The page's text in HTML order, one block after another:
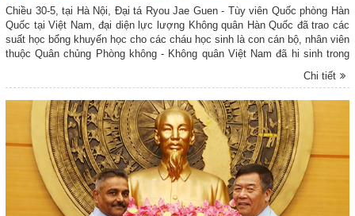
Chiều 30-5, tại Hà Nội, Đại tá Ryou Jae Guen - Tùy viên Quốc phòng Hàn
Quốc tại Việt Nam, đại diện lực lượng Không quân Hàn Quốc đã trao các
suất học bổng khuyến học cho các cháu học sinh là con cán bộ, nhân viên
thuộc Quân chủng Phòng không - Không quân Việt Nam đã hi sinh trong
khăn. Đón tiếp và làm việc với Ngài Tùy viên Quốc phòng Hàn Quốc có
không - Không quân và đại diện một số phòng chức năng của Quân
Chi tiết